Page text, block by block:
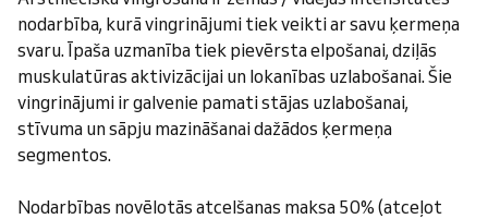
nodarbība, kurā vingrinājumi tiek veikti ar savu ķermeņa
svaru. Īpaša uzmanība tiek pievērsta elpošanai, dziļās
muskulatūras aktivizācijai un lokanības uzlabošanai. Šie
vingrinājumi ir galvenie pamati stājas uzlabošanai,
stīvuma un sāpju mazināšanai dažādos ķermeņa
segmentos.
Nodarbības novēlotās atcelšanas maksa 50% (atceļot